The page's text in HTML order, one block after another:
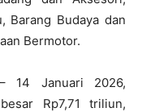
Barang Budaya dan
Bermotor.
14 Januari 2026,
Rp7,71 triliun,